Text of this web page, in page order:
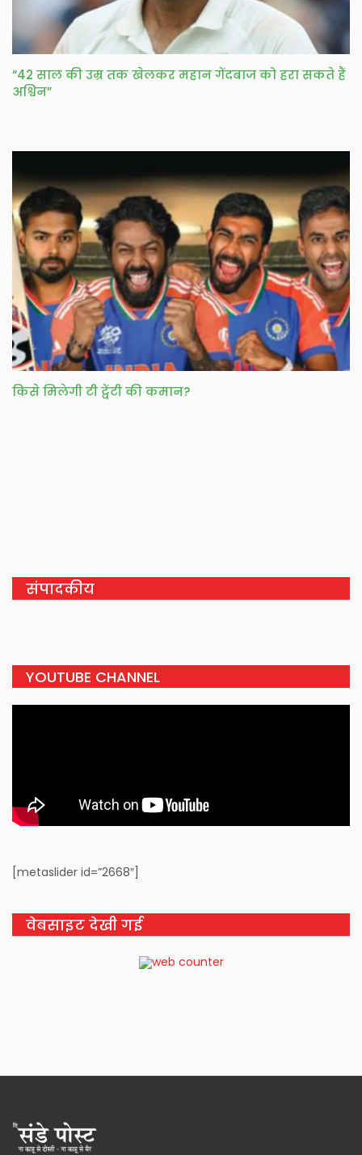
“42 साल की उम्र तक खेलकर महान गेंदबाज को हरा सकते हैं
अश्विन”
किसे मिलेगी टी ट्वेंटी की कमान?
संपादकीय
YOUTUBE CHANNEL
[metaslider id=”2668″]
वेबसाइट देखी गई